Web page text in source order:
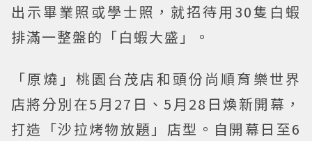
出示畢業照或學士照，就招待用30隻白蝦
排滿一整盤的「白蝦大盛」。
「原燒」桃園台茂店和頭份尚順育樂世界
店將分別在5月27日、5月28日煥新開幕，
打造「沙拉烤物放題」店型。自開幕日至6